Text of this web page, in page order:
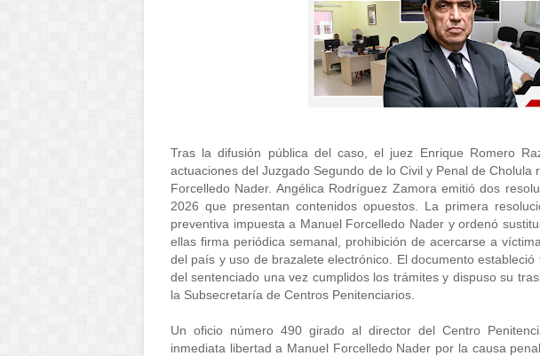
Tras la difusión pública del caso, el juez Enrique Romero
actuaciones del Juzgado Segundo de lo Civil y Penal de
Forcelledo Nader. Angélica Rodríguez Zamora emitió dos
2026 que presentan contenidos opuestos. La primera
preventiva impuesta a Manuel Forcelledo Nader y ordenó
ellas firma periódica semanal, prohibición de acercarse a
del país y uso de brazalete electrónico. El documento
del sentenciado una vez cumplidos los trámites y dispuso su
la Subsecretaría de Centros Penitenciarios.
Un oficio número 490 girado al director del Centro
inmediata libertad a Manuel Forcelledo Nader por la causa